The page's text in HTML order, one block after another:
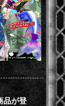
品が登